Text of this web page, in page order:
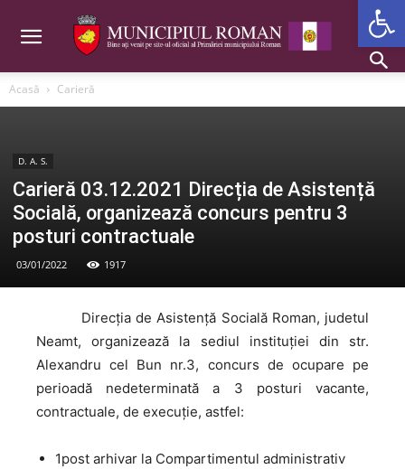
Acasă Carieră
D. A. S.
Carieră 03.12.2021 Direcția de Asistență
Socială, organizează concurs pentru 3
posturi contractuale
03/01/2022 1917
Direcția de Asistență Socială Roman, judetul
Neamt, organizează la sediul instituției din str.
Alexandru cel Bun nr.3, concurs de ocupare pe
perioadă nedeterminată a 3 posturi vacante,
contractuale, de execuţie, astfel:
1post arhivar la Compartimentul administrativ